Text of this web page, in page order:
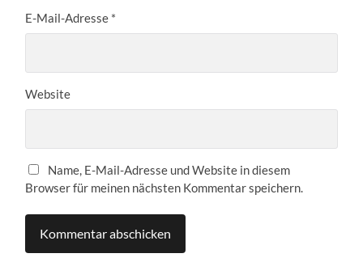
E-Mail-Adresse *
Website
Name, E-Mail-Adresse und Website in diesem
Browser für meinen nächsten Kommentar speichern.